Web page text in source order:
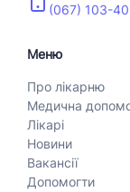
(067) 103-
Меню
Про лікарню
Медична
Лікарі
Новини
Вакансії
Допомогти